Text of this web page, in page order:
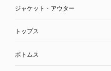
ジャケット・アウター
トップス
ボトムス